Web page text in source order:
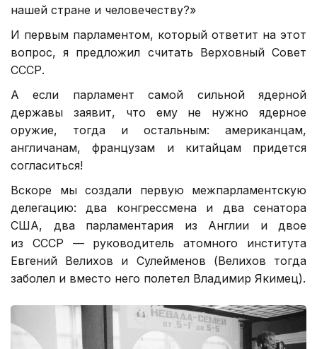
нашей стране и человечеству?»
И первым парламентом, который ответит на этот
вопрос, я предложил считать Верховный Совет
СССР.
А если парламент самой сильной ядерной
державы заявит, что ему не нужно ядерное
оружие, тогда и остальным: американцам,
англичанам, французам и китайцам придется
согласиться!
Вскоре мы создали первую межпарламентскую
делегацию: два конгрессмена и два сенатора
США, два парламентария из Англии и двое
из СССР — руководитель атомного института
Евгений Велихов и Сулейменов (Велихов тогда
заболел и вместо него полетел Владимир Якимец).